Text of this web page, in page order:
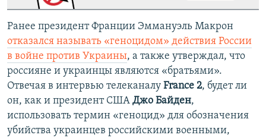
Ранее президент Франции Эммануэль Макрон
отказался называть «геноцидом» действия России
в войне против Украины, а также утверждал, что
россияне и украинцы являются «братьями».
Отвечая в интервью телеканалу France 2, будет ли
он, как и президент США Джо Байден,
использовать термин «геноцид» для обозначения
убийства украинцев российскими военными,